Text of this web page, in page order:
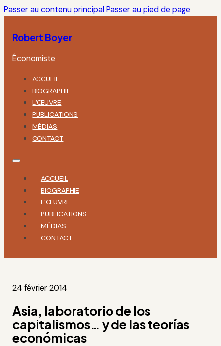
Passer au contenu principal Passer au pied de page
Robert Boyer
Économiste
ACCUEIL
BIOGRAPHIE
L’ŒUVRE
PUBLICATIONS
MÉDIAS
CONTACT
ACCUEIL
BIOGRAPHIE
L’ŒUVRE
PUBLICATIONS
MÉDIAS
CONTACT
24 février 2014
Asia, laboratorio de los
capitalismos… y de las teorías
económicas